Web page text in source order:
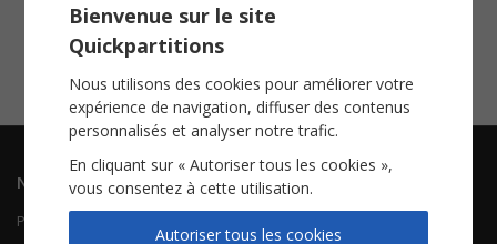
Menteur
Piano Chant
Voir
Navigation
Piano Chant
Informations
Bienvenue sur le site
Quickpartitions
Nous utilisons des cookies pour améliorer votre
expérience de navigation, diffuser des contenus
personnalisés et analyser notre trafic.
En cliquant sur « Autoriser tous les cookies »,
vous consentez à cette utilisation.
Autoriser tous les cookies